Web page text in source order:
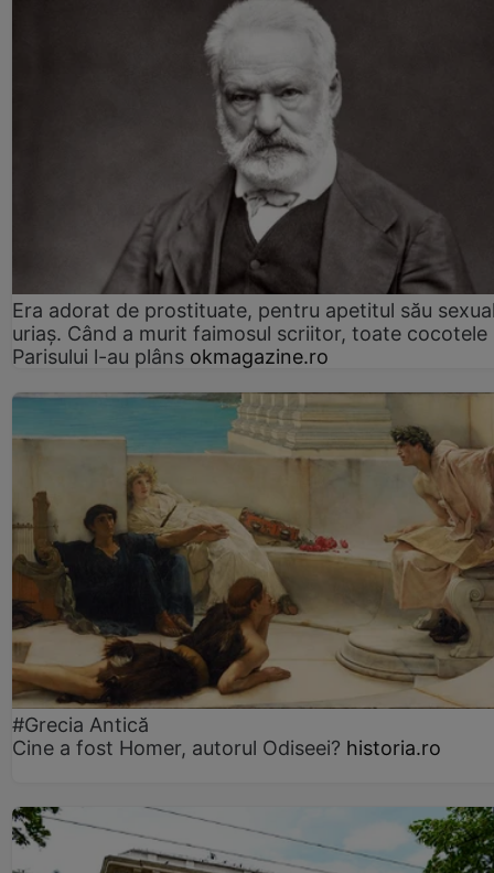
Era adorat de prostituate, pentru apetitul său
uriaș. Când a murit faimosul scriitor, toate cocotele
Parisului l-au plâns okmagazine.ro
#Grecia Antică
Cine a fost Homer, autorul Odiseei? historia.ro